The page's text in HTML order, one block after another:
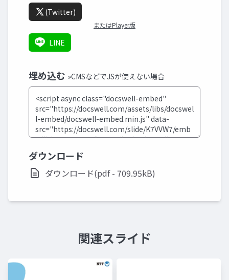
(Twitter)
またはPlayer版
LINE
埋め込む »CMSなどでJSが使えない場合
ダウンロード
ダウンロード(pdf - 709.95kB)
関連スライド